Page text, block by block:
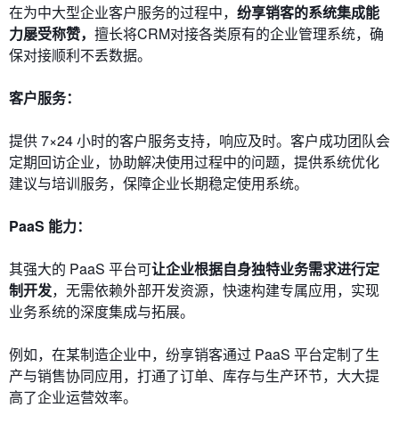
在为中大型企业客户服务的过程中， 纷享销客的系统集成能
力屡受称赞， 擅长将CRM对接各类原有的企业管理系统，确
保对接顺利不丢数据。
客户服务：
提供 7×24 小时的客户服务支持，响应及时。客户成功团队会
定期回访企业，协助解决使用过程中的问题，提供系统优化
建议与培训服务，保障企业长期稳定使用系统。
PaaS 能力：
其强大的 PaaS 平台可让企业根据自身独特业务需求进行定
制开发，无需依赖外部开发资源，快速构建专属应用，实现
业务系统的深度集成与拓展。
例如，在某制造企业中，纷享销客通过 PaaS 平台定制了生
产与销售协同应用，打通了订单、库存与生产环节，大大提
高了企业运营效率。